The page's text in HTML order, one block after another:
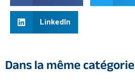
LinkedIn
Dans la même catégorie